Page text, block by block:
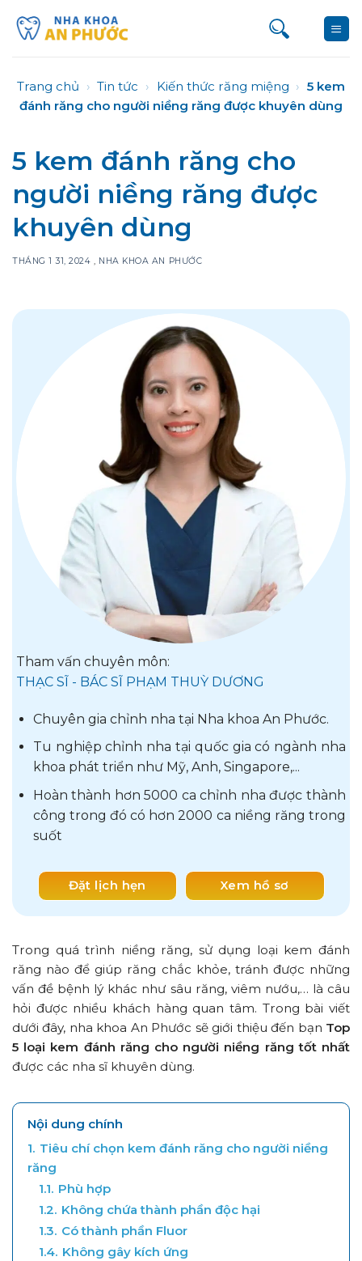
qua
Trang chủ › Tin tức › Kiến thức răng miệng › 5 kem
đánh răng cho người niềng răng được khuyên dùng
5 kem đánh răng cho
người niềng răng được
khuyên dùng
THÁNG 1 31, 2024 , NHA KHOA AN PHƯỚC
Tham vấn chuyên môn:
THẠC SĨ - BÁC SĨ PHẠM THUỲ DƯƠNG
Chuyên gia chỉnh nha tại Nha khoa An Phước.
Tu nghiệp chỉnh nha tại quốc gia có ngành nha
khoa phát triển như Mỹ, Anh, Singapore,...
Hoàn thành hơn 5000 ca chỉnh nha được thành
công trong đó có hơn 2000 ca niềng răng trong
suốt
Đặt lịch hẹn Xem hồ sơ
Trong quá trình niềng răng, sử dụng loại kem đánh
răng nào để giúp răng chắc khỏe, tránh được những
vấn đề bệnh lý khác như sâu răng, viêm nướu,… là câu
hỏi được nhiều khách hàng quan tâm. Trong bài viết
dưới đây, nha khoa An Phước sẽ giới thiệu đến bạn Top
5 loại kem đánh răng cho người niềng răng tốt nhất
được các nha sĩ khuyên dùng.
Nội dung chính
1. Tiêu chí chọn kem đánh răng cho người niềng
răng
1.1. Phù hợp
1.2. Không chứa thành phần độc hại
1.3. Có thành phần Fluor
1.4. Không gây kích ứng